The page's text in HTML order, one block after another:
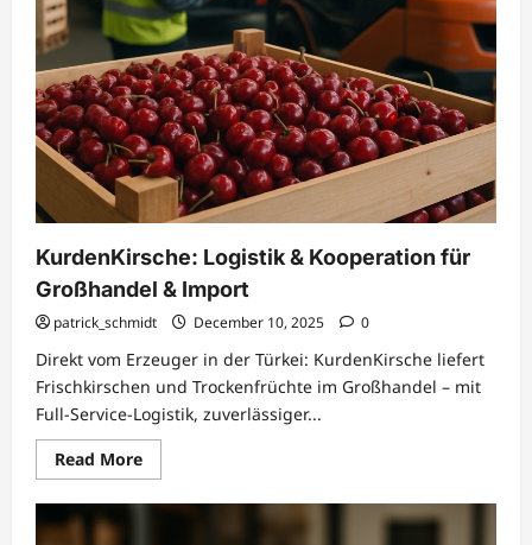
KurdenKirsche: Logistik & Kooperation für
Großhandel & Import
patrick_schmidt December 10, 2025 0
Direkt vom Erzeuger in der Türkei: KurdenKirsche liefert
Frischkirschen und Trockenfrüchte im Großhandel – mit
Full-Service-Logistik, zuverlässiger...
Read MoreRead
more
KurdenKirsche: